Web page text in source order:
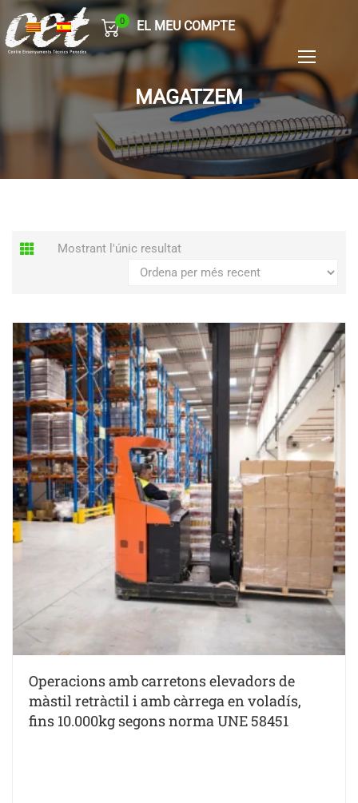
0 EL MEU COMPTE
MAGATZEM
Mostrant l'únic resultat
Operacions amb carretons elevadors de
màstil retràctil i amb càrrega en voladís,
fins 10.000kg segons norma UNE 58451